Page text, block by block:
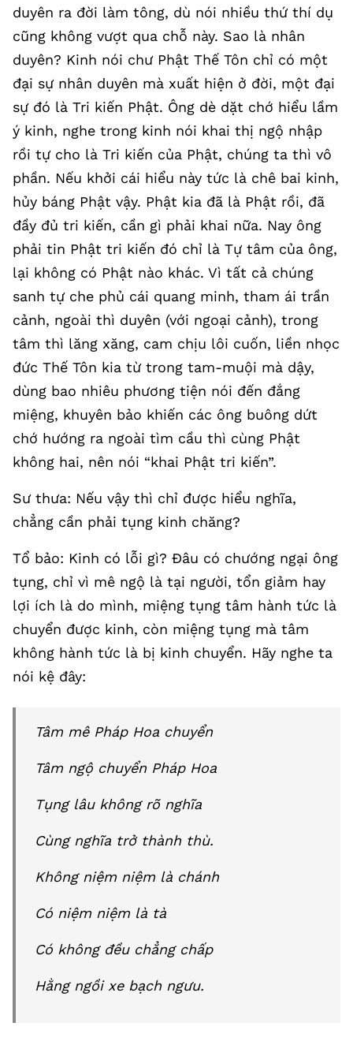
duyên ra đời làm tông, dù nói nhiều thứ thí dụ
cũng không vượt qua chỗ này. Sao là nhân
duyên? Kinh nói chư Phật Thế Tôn chỉ có một
đại sự nhân duyên mà xuất hiện ở đời, một đại
sự đó là Tri kiến Phật. Ông dè dặt chớ hiểu lầm
ý kinh, nghe trong kinh nói khai thị ngộ nhập
rồi tự cho là Tri kiến của Phật, chúng ta thì vô
phần. Nếu khởi cái hiểu này tức là chê bai kinh,
hủy báng Phật vậy. Phật kia đã là Phật rồi, đã
đầy đủ tri kiến, cần gì phải khai nữa. Nay ông
phải tin Phật tri kiến đó chỉ là Tự tâm của ông,
lại không có Phật nào khác. Vì tất cả chúng
sanh tự che phủ cái quang minh, tham ái trần
cảnh, ngoài thì duyên (với ngoại cảnh), trong
tâm thì lăng xăng, cam chịu lôi cuốn, liền nhọc
đức Thế Tôn kia từ trong tam-muội mà dậy,
dùng bao nhiêu phương tiện nói đến đắng
miệng, khuyên bảo khiến các ông buông dứt
chớ hướng ra ngoài tìm cầu thì cùng Phật
không hai, nên nói “khai Phật tri kiến”.
Sư thưa: Nếu vậy thì chỉ được hiểu nghĩa,
chẳng cần phải tụng kinh chăng?
Tổ bảo: Kinh có lỗi gì? Đâu có chướng ngại ông
tụng, chỉ vì mê ngộ là tại người, tổn giảm hay
lợi ích là do mình, miệng tụng tâm hành tức là
chuyển được kinh, còn miệng tụng mà tâm
không hành tức là bị kinh chuyển. Hãy nghe ta
nói kệ đây:
Tâm mê Pháp Hoa chuyển
Tâm ngộ chuyển Pháp Hoa
Tụng lâu không rõ nghĩa
Cùng nghĩa trở thành thù.
Không niệm niệm là chánh
Có niệm niệm là tà
Có không đều chẳng chấp
Hằng ngồi xe bạch ngưu.